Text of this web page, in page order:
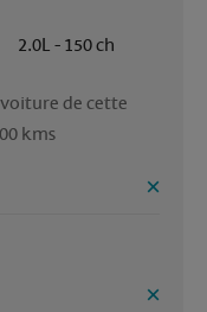
2.0L - 150 ch
de cette
kms